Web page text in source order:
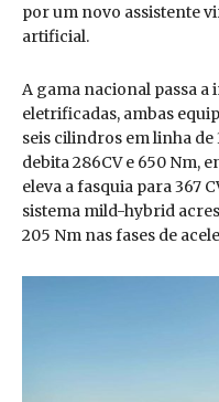
por um novo assistente
artificial.
A gama nacional passa a
eletrificadas, ambas
seis cilindros em linha de
debita 286CV e 650 Nm,
eleva a fasquia para 367
sistema mild-hybrid
205 Nm nas fases de